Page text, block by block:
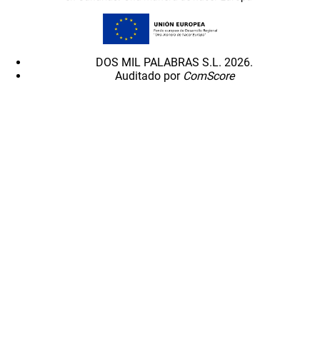
DOS MIL PALABRAS S.L. 2026.
Auditado por ComScore